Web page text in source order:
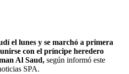
el lunes y se marchó a primera
con el príncipe heredero
Al Saud, según informó este
SPA.